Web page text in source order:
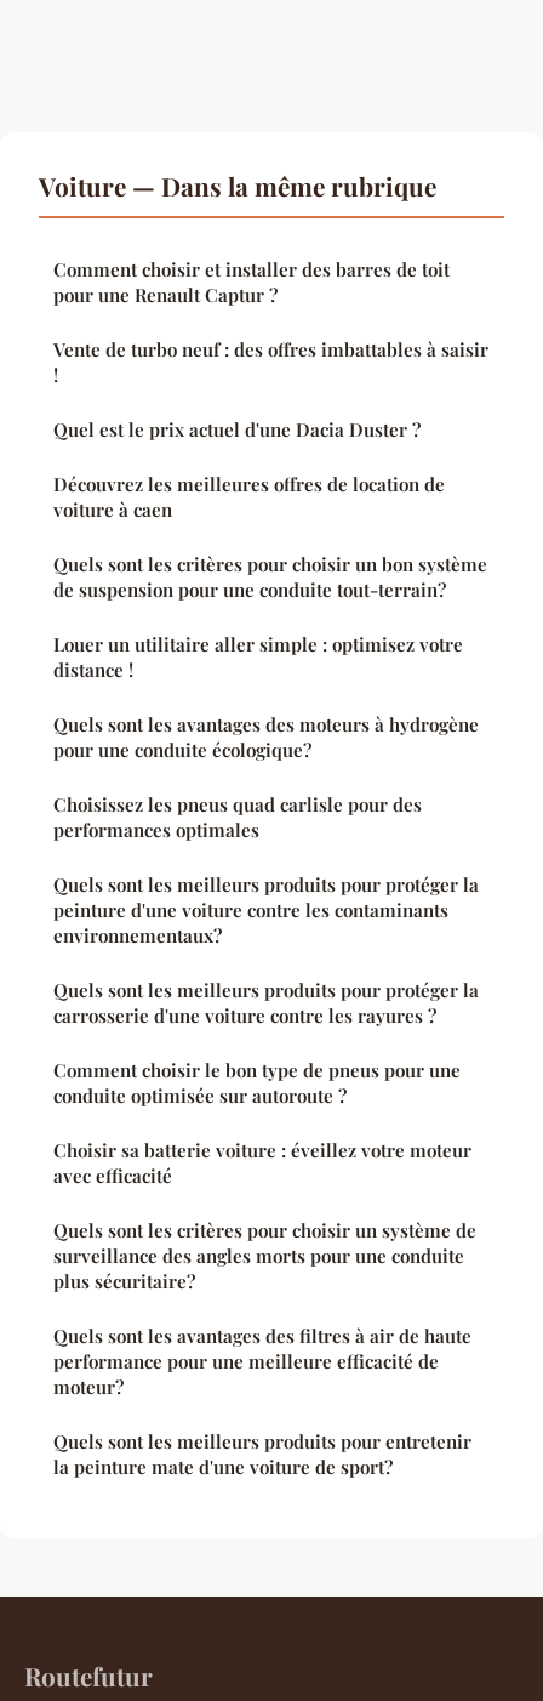
Voiture — Dans la même rubrique
Comment choisir et installer des barres de toit
pour une Renault Captur ?
Vente de turbo neuf : des offres imbattables à saisir
!
Quel est le prix actuel d'une Dacia Duster ?
Découvrez les meilleures offres de location de
voiture à caen
Quels sont les critères pour choisir un bon système
de suspension pour une conduite tout-terrain?
Louer un utilitaire aller simple : optimisez votre
distance !
Quels sont les avantages des moteurs à hydrogène
pour une conduite écologique?
Choisissez les pneus quad carlisle pour des
performances optimales
Quels sont les meilleurs produits pour protéger la
peinture d'une voiture contre les contaminants
environnementaux?
Quels sont les meilleurs produits pour protéger la
carrosserie d'une voiture contre les rayures ?
Comment choisir le bon type de pneus pour une
conduite optimisée sur autoroute ?
Choisir sa batterie voiture : éveillez votre moteur
avec efficacité
Quels sont les critères pour choisir un système de
surveillance des angles morts pour une conduite
plus sécuritaire?
Quels sont les avantages des filtres à air de haute
performance pour une meilleure efficacité de
moteur?
Quels sont les meilleurs produits pour entretenir
la peinture mate d'une voiture de sport?
Routefutur